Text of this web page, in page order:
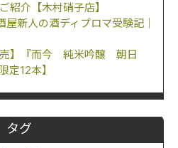
紹介【木村硝子店】
屋新人の酒ディプロマ受験記｜
売】『而今 純米吟醸 朝日
12本】
タグ